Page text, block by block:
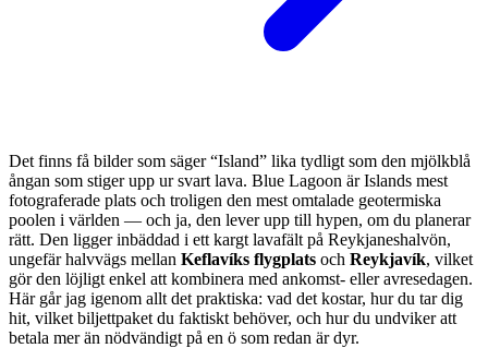
Det finns få bilder som säger “Island” lika tydligt som den mjölkblå
ångan som stiger upp ur svart lava. Blue Lagoon är Islands mest
fotograferade plats och troligen den mest omtalade geotermiska
poolen i världen — och ja, den lever upp till hypen, om du planerar
rätt. Den ligger inbäddad i ett kargt lavafält på Reykjaneshalvön,
ungefär halvvägs mellan Keflavíks flygplats och Reykjavík, vilket
gör den löjligt enkel att kombinera med ankomst- eller avresedagen.
Här går jag igenom allt det praktiska: vad det kostar, hur du tar dig
hit, vilket biljettpaket du faktiskt behöver, och hur du undviker att
betala mer än nödvändigt på en ö som redan är dyr.